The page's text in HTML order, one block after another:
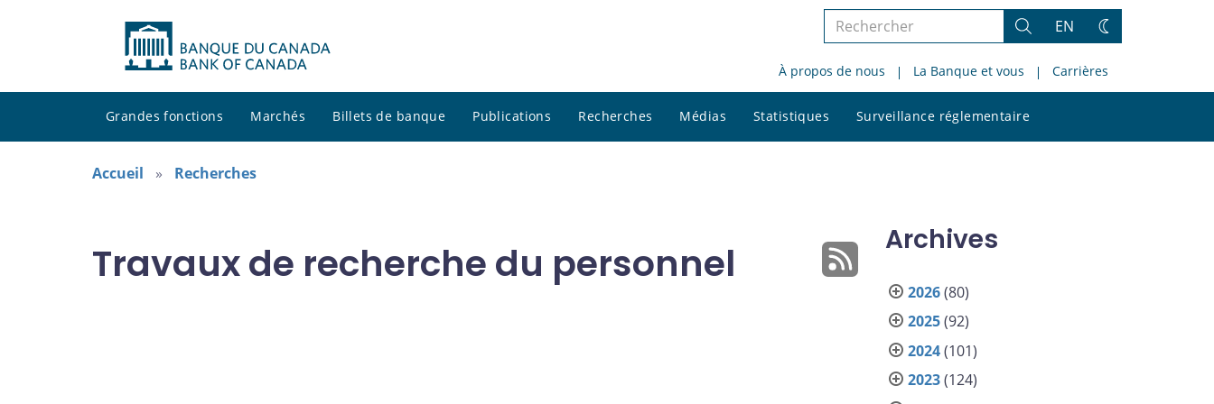
Rechercher
le
site
Rechercher
EN
Changez
thème
À propos de nous La Banque et vous Carrières
Grandes fonctions Marchés Billets de banque Publications Recherches Médias Statistiques Surveillance réglementaire
le
Accueil Recherches
Travaux de recherche du personnel Archives
2026(80)
2025(92)
2024(101)
2023(124)